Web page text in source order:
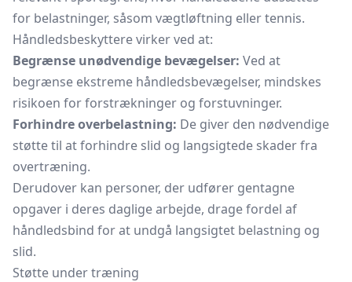
for belastninger, såsom vægtløftning eller tennis.
Håndledsbeskyttere virker ved at:
Begrænse unødvendige bevægelser: Ved at
begrænse ekstreme håndledsbevægelser, mindskes
risikoen for forstrækninger og forstuvninger.
Forhindre overbelastning: De giver den nødvendige
støtte til at forhindre slid og langsigtede skader fra
overtræning.
Derudover kan personer, der udfører gentagne
opgaver i deres daglige arbejde, drage fordel af
håndledsbind for at undgå langsigtet belastning og
slid.
Støtte under træning